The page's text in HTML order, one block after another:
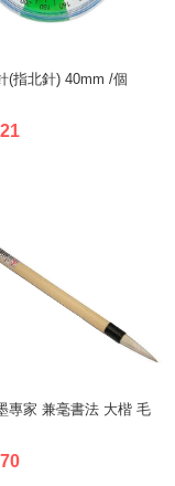
(指北針) 40mm /個
專家 兼毫書法 大楷 毛